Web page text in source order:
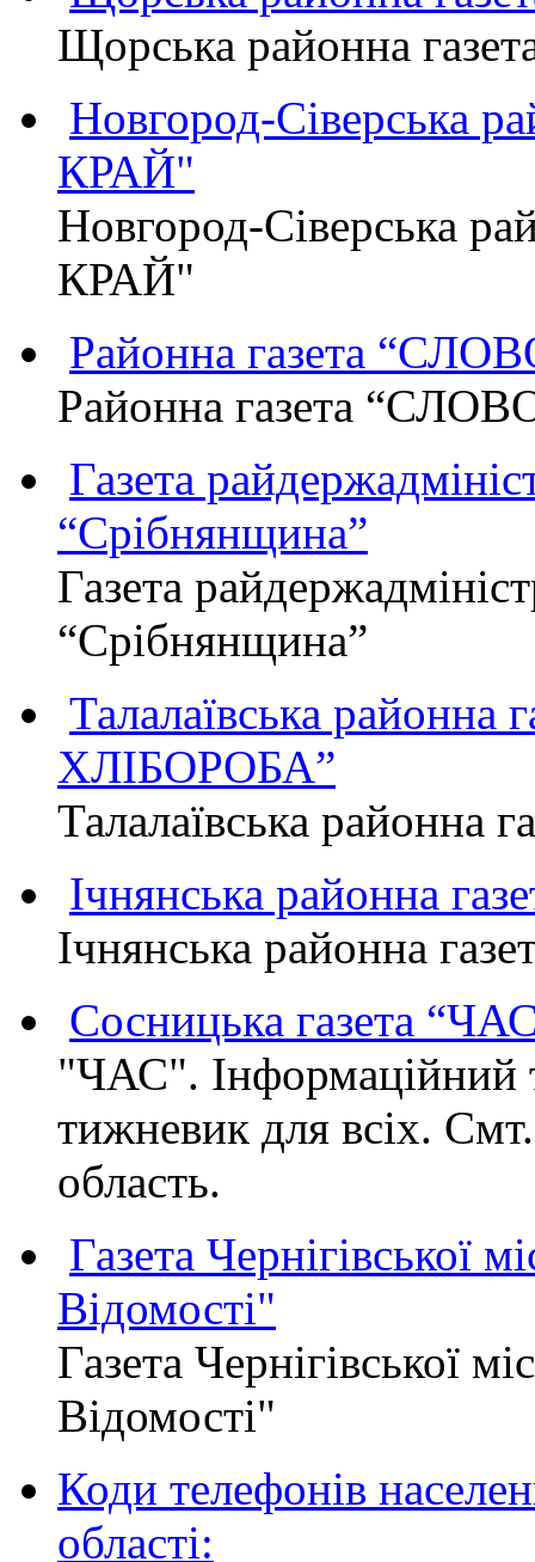
Щорська районна
Новгород-Сіверська
КРАЙ"
Новгород-Сіверська
КРАЙ"
Районна газета
Районна газета
Газета
“Срібнянщина”
Газета
“Срібнянщина”
Талалаївська
ХЛІБОРОБА”
Талалаївська
Ічнянська районна
Ічнянська районна
Сосницька газета
"ЧАС". Інформаційний
тижневик для всіх.
область.
Газета Чернігівської
Відомості"
Газета Чернігівської
Відомості"
Коди телефонів
області: